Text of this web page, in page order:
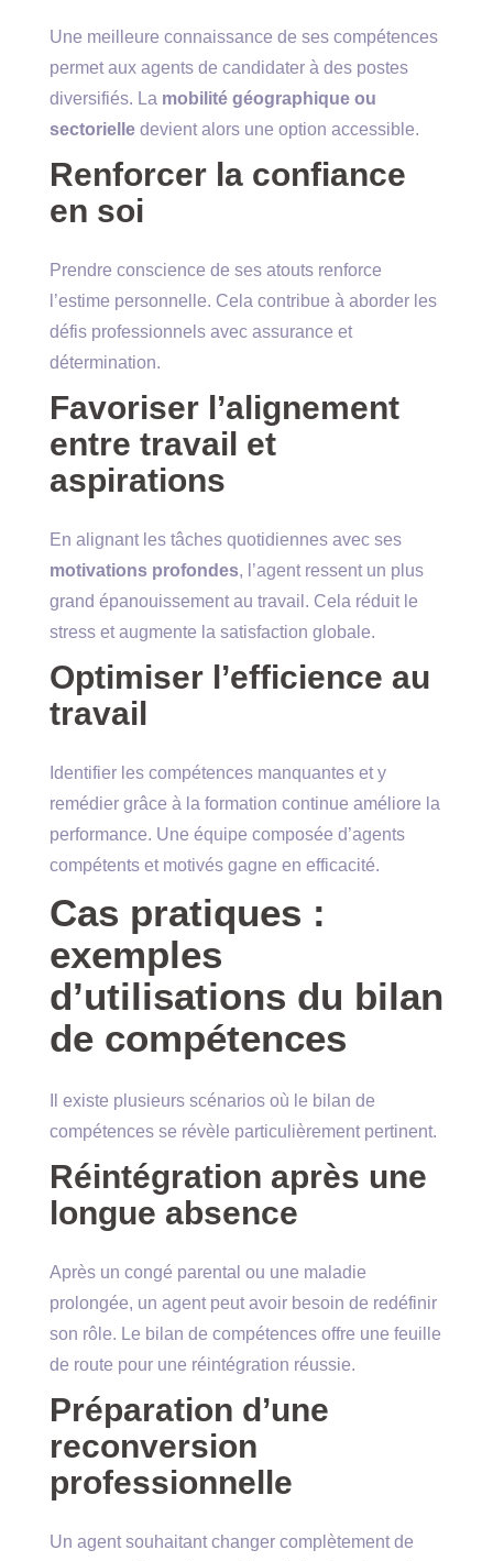
Une meilleure connaissance de ses compétences
permet aux agents de candidater à des postes
diversifiés. La mobilité géographique ou
sectorielle devient alors une option accessible.
Renforcer la confiance
en soi
Prendre conscience de ses atouts renforce
l’estime personnelle. Cela contribue à aborder les
défis professionnels avec assurance et
détermination.
Favoriser l’alignement
entre travail et
aspirations
En alignant les tâches quotidiennes avec ses
motivations profondes, l’agent ressent un plus
grand épanouissement au travail. Cela réduit le
stress et augmente la satisfaction globale.
Optimiser l’efficience au
travail
Identifier les compétences manquantes et y
remédier grâce à la formation continue améliore la
performance. Une équipe composée d’agents
compétents et motivés gagne en efficacité.
Cas pratiques :
exemples
d’utilisations du bilan
de compétences
Il existe plusieurs scénarios où le bilan de
compétences se révèle particulièrement pertinent.
Réintégration après une
longue absence
Après un congé parental ou une maladie
prolongée, un agent peut avoir besoin de redéfinir
son rôle. Le bilan de compétences offre une feuille
de route pour une réintégration réussie.
Préparation d’une
reconversion
professionnelle
Un agent souhaitant changer complètement de